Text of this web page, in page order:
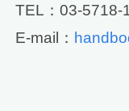
TEL：03-5718-
E-mail：